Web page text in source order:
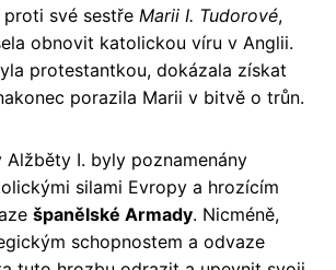
své sestře Marii I. Tudorové,
obnovit katolickou víru v Anglii.
protestantkou, dokázala získat
porazila Marii v bitvě o trůn.
Alžběty I. byly poznamenány
silami Evropy a hrozícím
španělské Armady. Nicméně,
schopnostem a odvaze